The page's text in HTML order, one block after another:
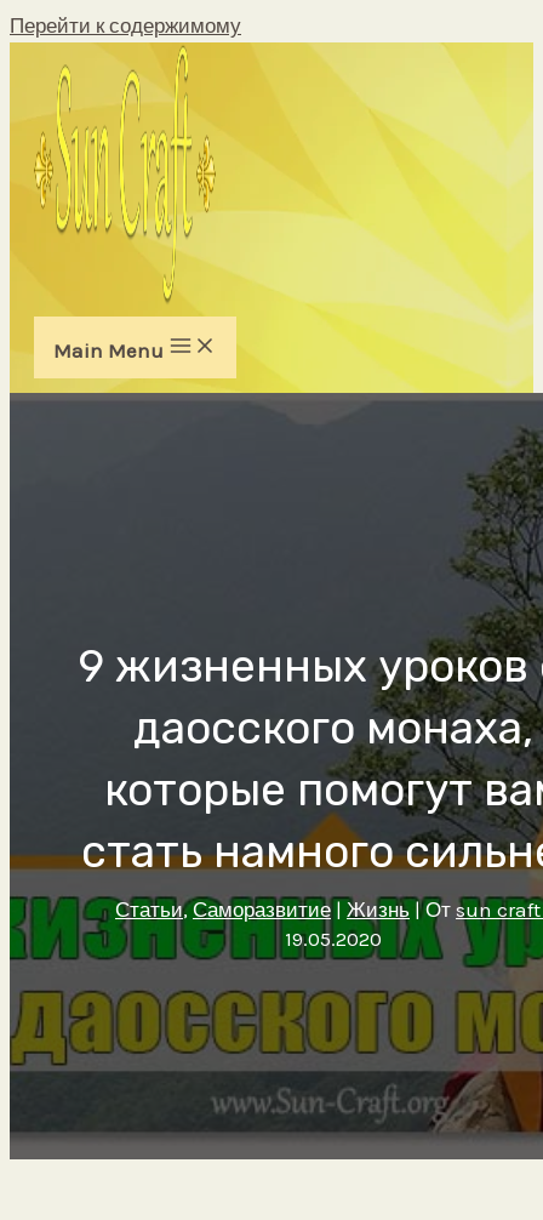
Перейти к содержимому
Main Menu
9 жизненных уроков
даосского монаха,
которые помогут
стать намного
Статьи,Саморазвитие | Жизнь | От sun
19.05.2020